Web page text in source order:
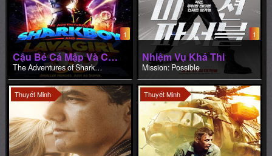
1
Cậu Bé Cá Mập Và Cô Bé Nham Thạch
The Adventures of Sharkboy and Lavagirl
1
Nhiệm Vụ Khả Thi
Mission: Possible
Thuyết Minh Thuyết Minh